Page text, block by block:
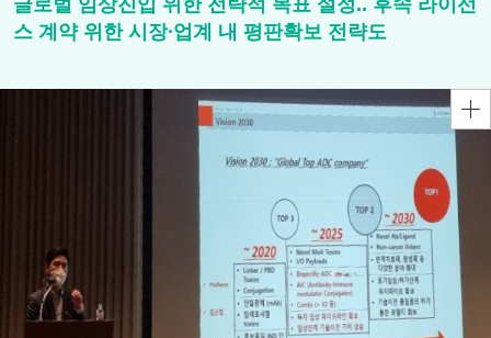
글로벌 임상진입 위한 전략적 목표 설정.. 후속 라이선
스 계약 위한 시장∙업계 내 평판확보 전략도